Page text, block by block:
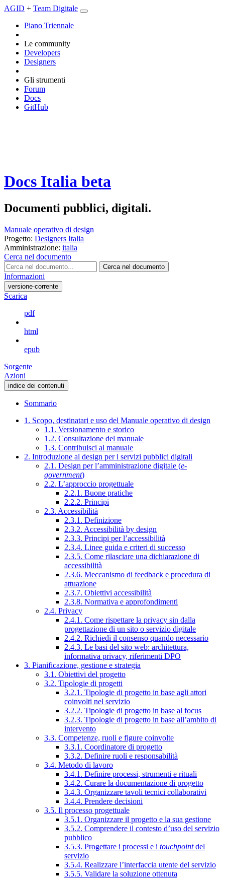
AGID + Team Digitale
Piano Triennale
Le community
Developers
Designers
Gli strumenti
Forum
Docs
GitHub
Docs Italia beta
Documenti pubblici, digitali.
Manuale operativo di design
Progetto: Designers Italia
Amministrazione: italia
Cerca nel documento
Cerca nel documento
Informazioni
versione-corrente
Scarica
pdf
html
epub
Sorgente
Azioni
indice dei contenuti
Sommario
1. Scopo, destinatari e uso del Manuale operativo di design
1.1. Versionamento e storico
1.2. Consultazione del manuale
1.3. Contribuisci al manuale
2. Introduzione al design per i servizi pubblici digitali
2.1. Design per l’amministrazione digitale (e-
government)
2.2. L’approccio progettuale
2.2.1. Buone pratiche
2.2.2. Principi
2.3. Accessibilità
2.3.1. Definizione
2.3.2. Accessibilità by design
2.3.3. Principi per l’accessibilità
2.3.4. Linee guida e criteri di successo
2.3.5. Come rilasciare una dichiarazione di
accessibilità
2.3.6. Meccanismo di feedback e procedura di
attuazione
2.3.7. Obiettivi accessibilità
2.3.8. Normativa e approfondimenti
2.4. Privacy
2.4.1. Come rispettare la privacy sin dalla
progettazione di un sito o servizio digitale
2.4.2. Richiedi il consenso quando necessario
2.4.3. Le basi del sito web: architettura,
informativa privacy, riferimenti DPO
3. Pianificazione, gestione e strategia
3.1. Obiettivi del progetto
3.2. Tipologie di progetti
3.2.1. Tipologie di progetto in base agli attori
coinvolti nel servizio
3.2.2. Tipologie di progetto in base al focus
3.2.3. Tipologie di progetto in base all’ambito di
intervento
3.3. Competenze, ruoli e figure coinvolte
3.3.1. Coordinatore di progetto
3.3.2. Definire ruoli e responsabilità
3.4. Metodo di lavoro
3.4.1. Definire processi, strumenti e rituali
3.4.2. Curare la documentazione di progetto
3.4.3. Organizzare tavoli tecnici collaborativi
3.4.4. Prendere decisioni
3.5. Il processo progettuale
3.5.1. Organizzare il progetto e la sua gestione
3.5.2. Comprendere il contesto d’uso del servizio
pubblico
3.5.3. Progettare i processi e i touchpointdel
servizio
3.5.4. Realizzare l’interfaccia utente del servizio
3.5.5. Validare la soluzione ottenuta